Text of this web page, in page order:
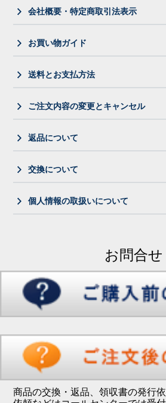
会社概要・特定商取引法表示
お買い物ガイド
送料とお支払方法
ご注文内容の変更とキャンセル
返品について
交換について
個人情報の取扱いについて
お問合せ
商品の交換・返品、領収書の発行